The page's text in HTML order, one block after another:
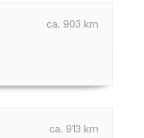
ca. 903 km
ca. 913 km